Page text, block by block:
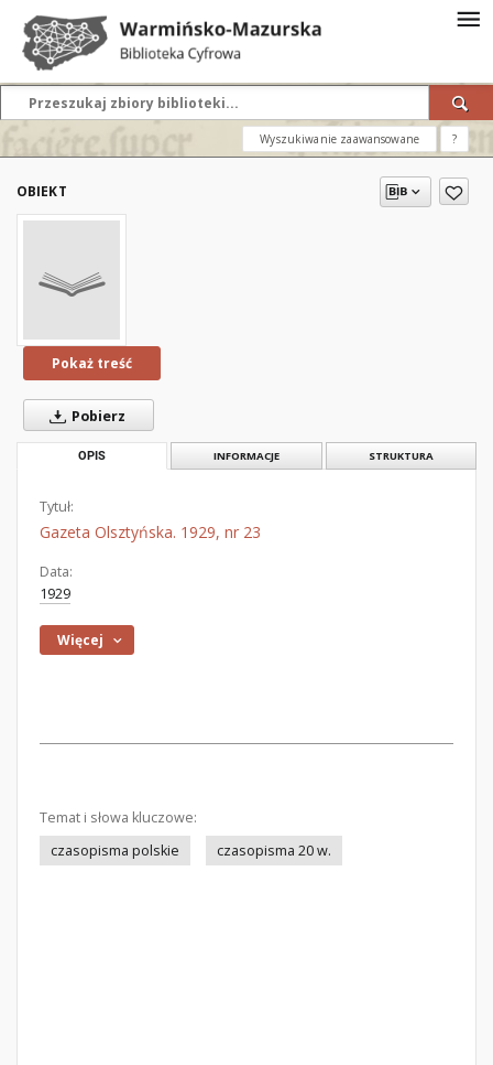
Wyszukiwanie zaawansowane ?
OBIEKT
Pokaż treść
Pobierz
OPIS INFORMACJE STRUKTURA
Tytuł:
Gazeta Olsztyńska. 1929, nr 23
Data:
1929
Więcej
Temat i słowa kluczowe:
czasopisma polskie
czasopisma 20 w.